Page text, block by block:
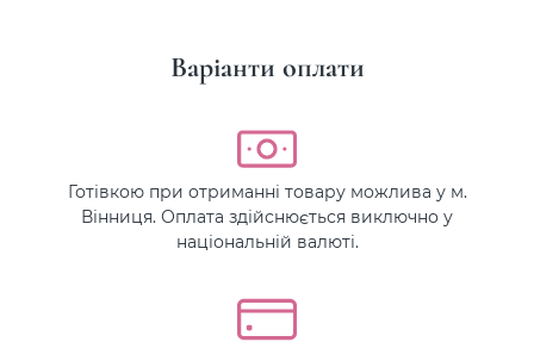
Варіанти оплати
Готівкою при отриманні товару можлива у м.
Вінниця. Оплата здійснюється виключно у
національній валюті.